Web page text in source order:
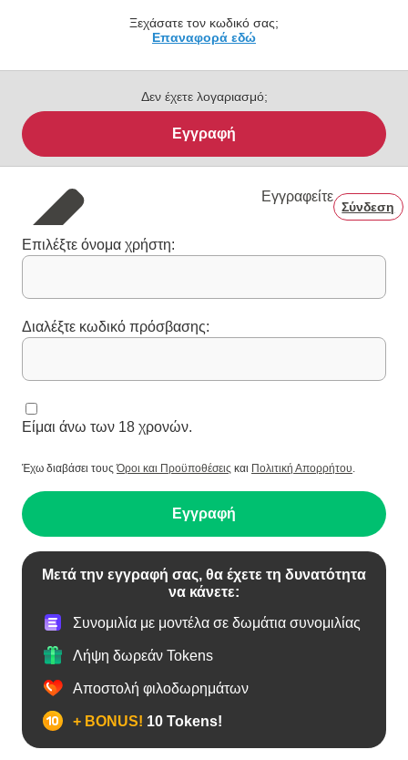
Ξεχάσατε τον κωδικό σας;
Επαναφορά εδώ
Δεν έχετε λογαριασμό;
Εγγραφή
Εγγραφείτε
Σύνδεση
Επιλέξτε όνομα χρήστη:
Διαλέξτε κωδικό πρόσβασης:
Είμαι άνω των 18 χρονών.
Έχω διαβάσει τουςΌροι και Προϋποθέσεις και Πολιτική Απορρήτου.
Εγγραφή
Μετά την εγγραφή σας, θα έχετε τη δυνατότητα
να κάνετε:
Συνομιλία με μοντέλα σε δωμάτια συνομιλίας
Λήψη δωρεάν Tokens
Αποστολή φιλοδωρημάτων
+ BONUS! 10 Tokens!